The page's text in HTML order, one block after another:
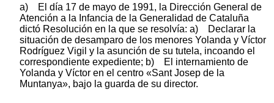
a) El día 17 de mayo de 1991, la Dirección General de
Atención a la Infancia de la Generalidad de Cataluña
dictó Resolución en la que se resolvía: a) Declarar la
situación de desamparo de los menores Yolanda y Víctor
Rodríguez Vigil y la asunción de su tutela, incoando el
correspondiente expediente; b) El internamiento de
Yolanda y Víctor en el centro «Sant Josep de la
Muntanya», bajo la guarda de su director.